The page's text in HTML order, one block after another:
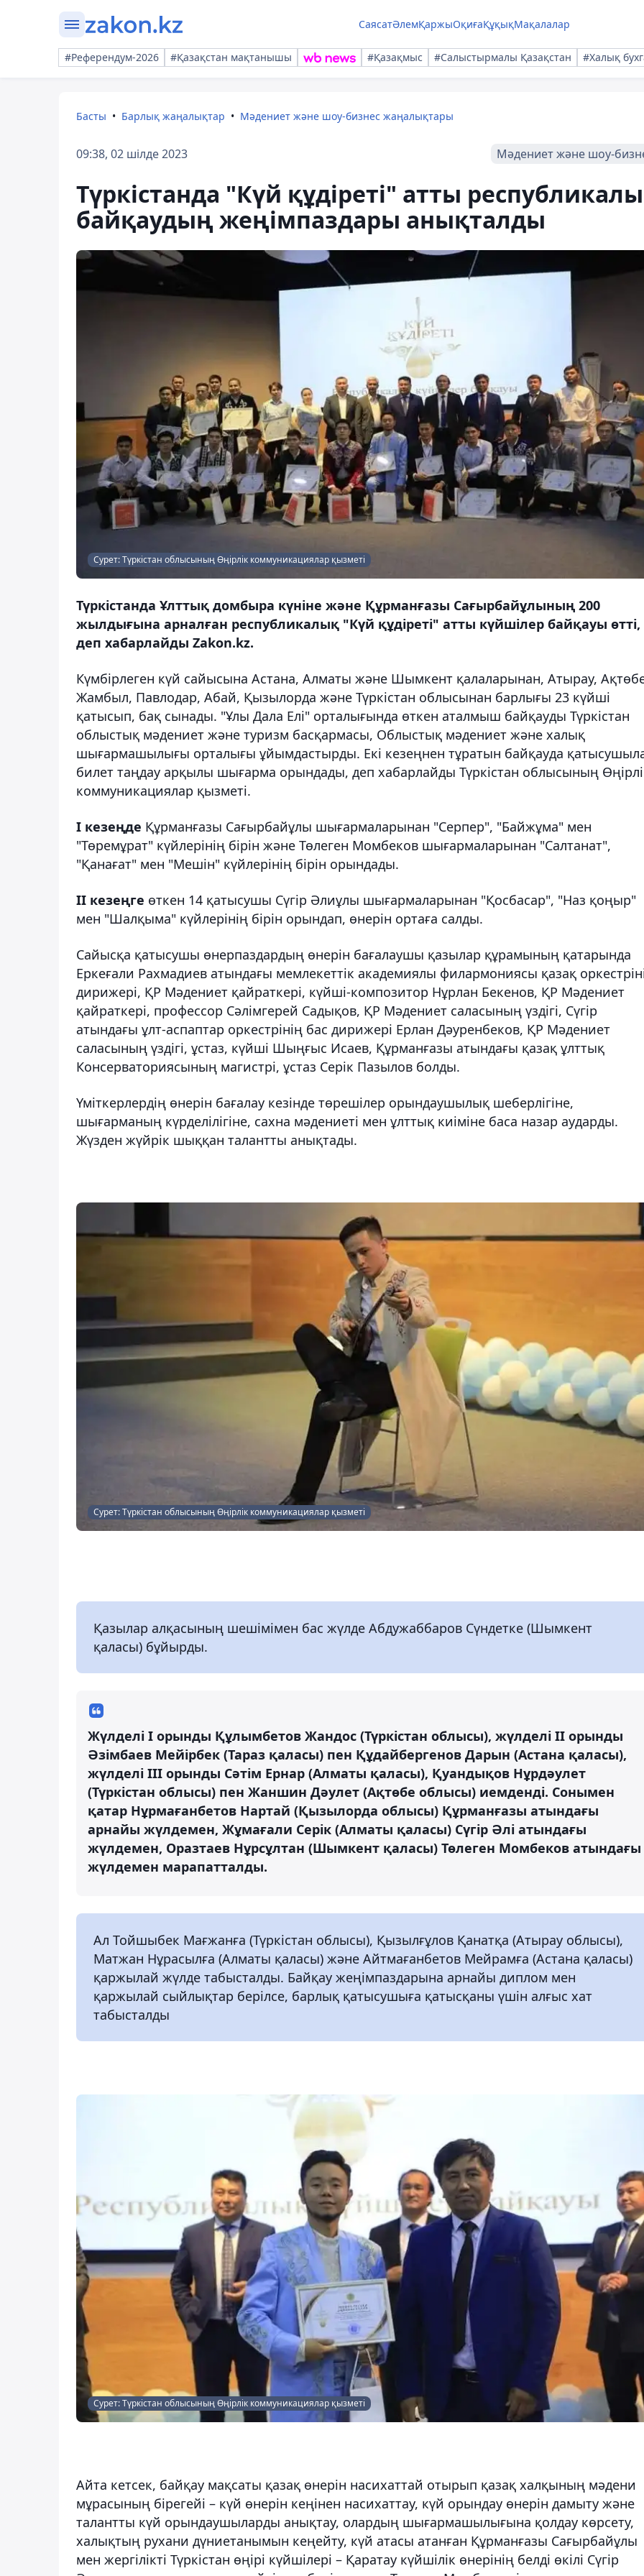
СаясатӘлемҚаржыОқиғаҚұқықМақалалар
#Референдум-2026 #Қазақстан мақтанышы #Қазақмыс #Салыстырмалы Қазақстан #Халық
Басты Барлық жаңалықтар Мәдениет және шоу-бизнес жаңалықтары
09:38, 02 шілде 2023 Мәдениет және шоу-
Түркістанда "Күй құдіреті" атты
байқаудың жеңімпаздары анықталды
Сурет: Түркістан облысының Өңірлік коммуникациялар қызметі
Түркістанда Ұлттық домбыра күніне және Құрманғазы Сағырбайұлының 200
жылдығына арналған республикалық "Күй құдіреті" атты күйшілер байқауы өтті,
деп хабарлайды Zakon.kz.
Күмбірлеген күй сайысына Астана, Алматы және Шымкент қалаларынан, Атырау,
Жамбыл, Павлодар, Абай, Қызылорда және Түркістан облысынан барлығы 23 күйші
қатысып, бақ сынады. "Ұлы Дала Елі" орталығында өткен аталмыш байқауды Түркістан
облыстық мәдениет және туризм басқармасы, Облыстық мәдениет және халық
шығармашылығы орталығы ұйымдастырды. Екі кезеңнен тұратын байқауда
билет таңдау арқылы шығарма орындады, деп хабарлайды Түркістан облысының
коммуникациялар қызметі.
І кезеңде Құрманғазы Сағырбайұлы шығармаларынан "Серпер", "Байжұма" мен
"Төремұрат" күйлерінің бірін және Төлеген Момбеков шығармаларынан "Салтанат",
"Қанағат" мен "Мешін" күйлерінің бірін орындады.
ІІ кезеңге өткен 14 қатысушы Сүгір Әлиұлы шығармаларынан "Қосбасар", "Наз қоңыр"
мен "Шалқыма" күйлерінің бірін орындап, өнерін ортаға салды.
Сайысқа қатысушы өнерпаздардың өнерін бағалаушы қазылар құрамының қатарында
Еркеғали Рахмадиев атындағы мемлекеттік академиялы филармониясы қазақ
дирижері, ҚР Мәдениет қайраткері, күйші-композитор Нұрлан Бекенов, ҚР Мәдениет
қайраткері, профессор Сәлімгерей Садықов, ҚР Мәдениет саласының үздігі, Сүгір
атындағы ұлт-аспаптар оркестрінің бас дирижері Ерлан Дәуренбеков, ҚР Мәдениет
саласының үздігі, ұстаз, күйші Шыңғыс Исаев, Құрманғазы атындағы қазақ ұлттық
Консерваториясының магистрі, ұстаз Серік Пазылов болды.
Үміткерлердің өнерін бағалау кезінде төрешілер орындаушылық шеберлігіне,
шығарманың күрделілігіне, сахна мәдениеті мен ұлттық киіміне баса назар аударды.
Жүзден жүйрік шыққан талантты анықтады.
Сурет: Түркістан облысының Өңірлік коммуникациялар қызметі
Қазылар алқасының шешімімен бас жүлде Абдужаббаров Сүндетке (Шымкент
қаласы) бұйырды.
Жүлделі І орынды Құлымбетов Жандос (Түркістан облысы), жүлделі ІІ орынды
Әзімбаев Мейірбек (Тараз қаласы) пен Құдайбергенов Дарын (Астана қаласы),
жүлделі ІІІ орынды Сәтім Ернар (Алматы қаласы), Қуандықов Нұрдәулет
(Түркістан облысы) пен Жаншин Дәулет (Ақтөбе облысы) иемденді. Сонымен
қатар Нұрмағанбетов Нартай (Қызылорда облысы) Құрманғазы атындағы
арнайы жүлдемен, Жұмағали Серік (Алматы қаласы) Сүгір Әлі атындағы
жүлдемен, Оразтаев Нұрсұлтан (Шымкент қаласы) Төлеген Момбеков атындағы
жүлдемен марапатталды.
Ал Тойшыбек Мағжанға (Түркістан облысы), Қызылғұлов Қанатқа (Атырау облысы),
Матжан Нұрасылға (Алматы қаласы) және Айтмағанбетов Мейрамға (Астана қаласы)
қаржылай жүлде табысталды. Байқау жеңімпаздарына арнайы диплом мен
қаржылай сыйлықтар берілсе, барлық қатысушыға қатысқаны үшін алғыс хат
табысталды
Сурет: Түркістан облысының Өңірлік коммуникациялар қызметі
Айта кетсек, байқау мақсаты қазақ өнерін насихаттай отырып қазақ халқының мәдени
мұрасының бірегейі – күй өнерін кеңінен насихаттау, күй орындау өнерін дамыту және
талантты күй орындаушыларды анықтау, олардың шығармашылығына қолдау көрсету,
халықтың рухани дүниетанымын кеңейту, күй атасы атанған Құрманғазы Сағырбайұлы
мен жергілікті Түркістан өңірі күйшілері – Қаратау күйшілік өнерінің белді өкілі Сүгір